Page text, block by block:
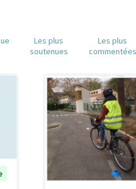
Les plus
soutenues
Les plus
commentées